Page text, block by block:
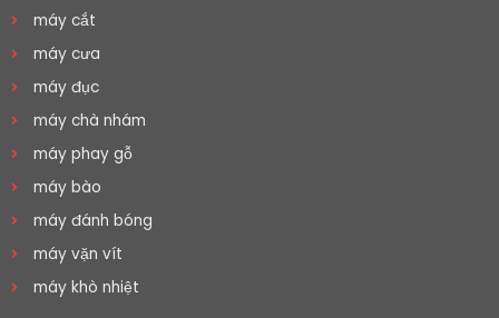
máy cắt
máy cưa
máy đục
máy chà nhám
máy phay gỗ
máy bào
máy đánh bóng
máy vặn vít
máy khò nhiệt